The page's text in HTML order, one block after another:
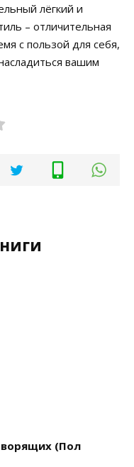
лёгкий и
– отличительная
с пользой для себя,
вашим
(Пол